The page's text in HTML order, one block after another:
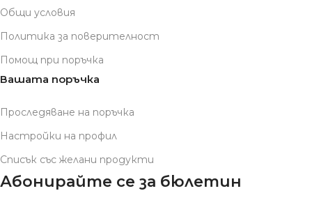
Общи условия
Политика за поверителност
Помощ при поръчка
Вашата поръчка
Проследяване на поръчка
Настройки на профил
Списък със желани продукти
Абонирайте се за бюлетин